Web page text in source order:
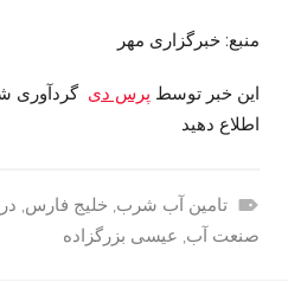
منبع: خبرگزاری مهر
این خبر توسط پرس دی گردآوری
اطلاع دهید
ا
تامین آب شرب, خلیج فارس,
صنعت آب, عیسی بزرگزاده